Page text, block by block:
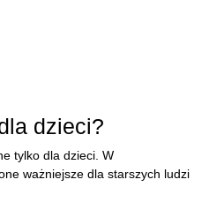
dzieci?
tylko dla dzieci. W
ważniejsze dla starszych ludzi